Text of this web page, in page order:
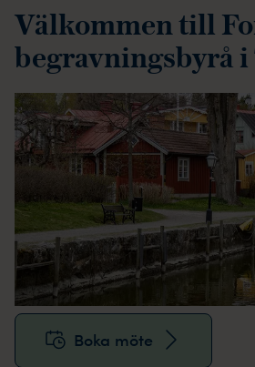
Välkommen till
begravningsbyrå i
Boka möte